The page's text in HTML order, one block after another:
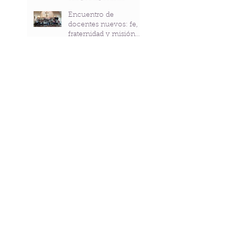
Encuentro de
docentes nuevos: fe,
fraternidad y misión